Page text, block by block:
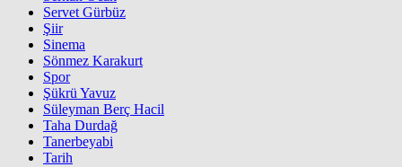
Servet Gürbüz
Şiir
Sinema
Sönmez Karakurt
Spor
Şükrü Yavuz
Süleyman Berç Hacil
Taha Durdağ
Tanerbeyabi
Tarih